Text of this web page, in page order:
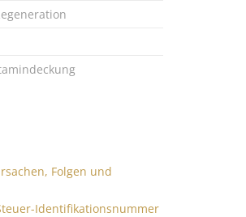
Folgen und
Identifikationsnummer